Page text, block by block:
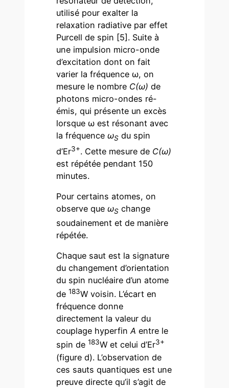
utilisé pour exalter la
relaxation radiative par effet
Purcell de spin [5]. Suite à
une impulsion micro-onde
d’excitation dont on fait
varier la fréquence ω, on
mesure le nombre C(ω) de
photons micro-ondes ré-
émis, qui présente un excès
lorsque ω est résonant avec
la fréquenceωS du spin
d’Er3+. Cette mesure de C(ω)
est répétée pendant 150
minutes.
Pour certains atomes, on
observe queωS change
soudainement et de manière
répétée.
Chaque saut est la signature
du changement d’orientation
du spin nucléaire d’un atome
de 183W voisin. L’écart en
fréquence donne
directement la valeur du
couplage hyperfinA entre le
spin de 183W et celui d’Er3+
(figure d). L’observation de
ces sauts quantiques est une
preuve directe qu’il s’agit de